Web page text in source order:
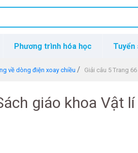
Phương trình hóa học Tuyển
về dòng điện xoay chiều Giải câu 5 Trang
giáo khoa Vật